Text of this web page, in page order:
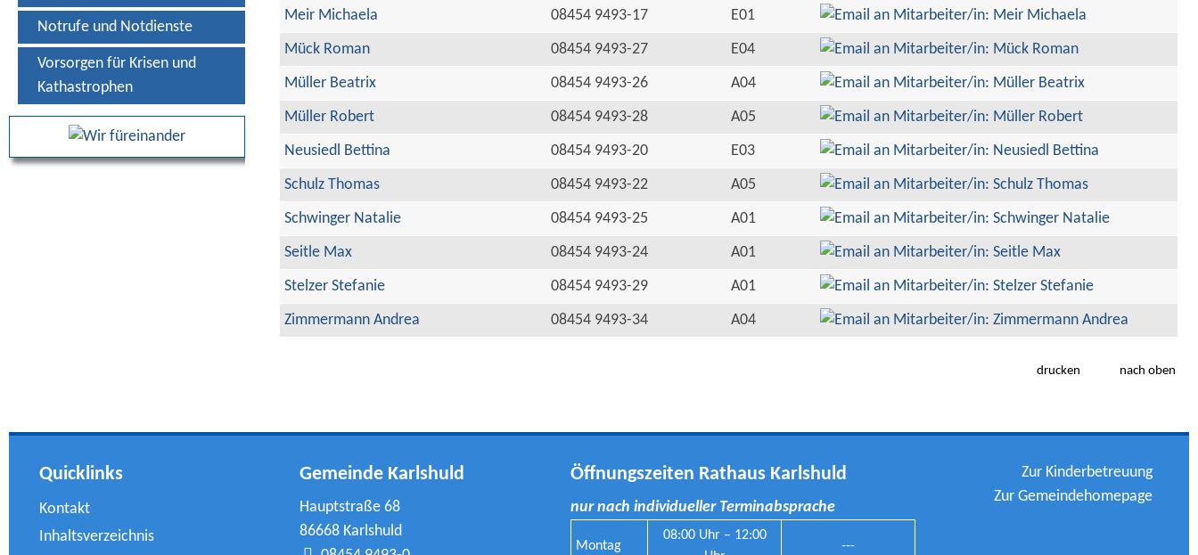
Notrufe und Notdienste
Vorsorgen für Krisen und
Kathastrophen
Meir Michaela
08454 9493-17
E01
Mück Roman
08454 9493-27
E04
Müller Beatrix
08454 9493-26
A04
Müller Robert
08454 9493-28
A05
Neusiedl Bettina
08454 9493-20
E03
Schulz Thomas
08454 9493-22
A05
Schwinger Natalie
08454 9493-25
A01
Seitle Max
08454 9493-24
A01
Stelzer Stefanie
08454 9493-29
A01
Zimmermann Andrea
08454 9493-34 A04
drucken nach oben
Quicklinks
Kontakt
Inhaltsverzeichnis
Gemeinde Karlshuld
Hauptstraße 68
86668 Karlshuld
Öffnungszeiten Rathaus Karlshuld
nur nach individueller Terminabsprache
Montag
08:00 Uhr – 12:00
---
Zur Kinderbetreuung
Zur Gemeindehomepage